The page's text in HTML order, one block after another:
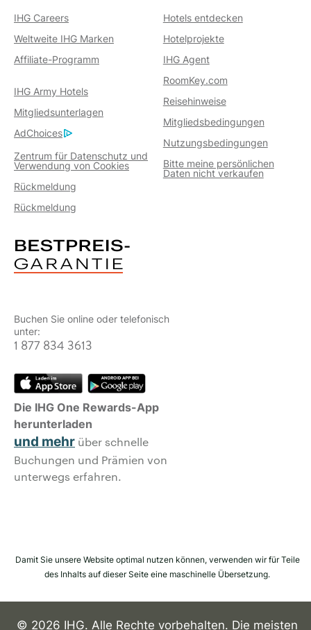
IHG Careers
Hotels entdecken
Weltweite IHG Marken
Hotelprojekte
Affiliate-Programm
IHG Agent
RoomKey.com
IHG Army Hotels
Reisehinweise
Mitgliedsunterlagen
Mitgliedsbedingungen
AdChoices
Nutzungsbedingungen
Zentrum für Datenschutz und
Verwendung von Cookies
Bitte meine persönlichen
Daten nicht verkaufen
Rückmeldung
Rückmeldung
Buchen Sie online oder telefonisch
unter:
1 877 834 3613
Die IHG One Rewards-App
herunterladen
und mehr über schnelle
Buchungen und Prämien von
unterwegs erfahren.
Damit Sie unsere Website optimal nutzen können, verwenden wir für Teile
des Inhalts auf dieser Seite eine maschinelle Übersetzung.
© 2026 IHG. Alle Rechte vorbehalten. Die meisten